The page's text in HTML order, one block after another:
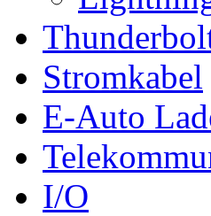
Stromkabel
E-Auto
I/O